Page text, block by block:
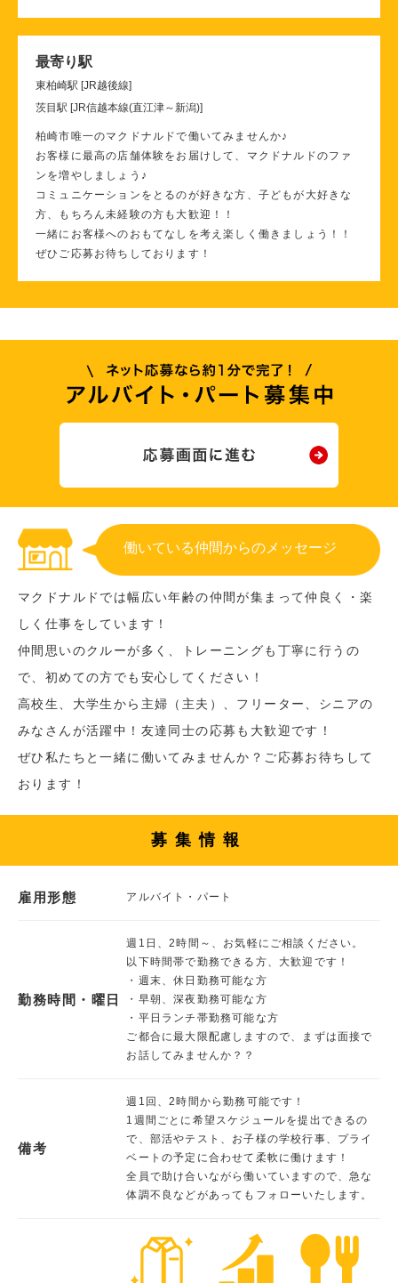
最寄り駅
東柏崎駅 [JR越後線]
茨目駅 [JR信越本線(直江津～新潟)]
柏崎市唯一のマクドナルドで働いてみませんか♪
お客様に最高の店舗体験をお届けして、マクドナルドのファ
ンを増やしましょう♪
コミュニケーションをとるのが好きな方、子どもが大好きな
方、もちろん未経験の方も大歓迎！！
一緒にお客様へのおもてなしを考え楽しく働きましょう！！
ぜひご応募お待ちしております！
働いている仲間からのメッセージ
マクドナルドでは幅広い年齢の仲間が集まって仲良く・楽
しく仕事をしています！
仲間思いのクルーが多く、トレーニングも丁寧に行うの
で、初めての方でも安心してください！
高校生、大学生から主婦（主夫）、フリーター、シニアの
みなさんが活躍中！友達同士の応募も大歓迎です！
ぜひ私たちと一緒に働いてみませんか？ご応募お待ちして
おります！
募集情報
雇用形態 アルバイト・パート
勤務時間・曜日
週1日、2時間～、お気軽にご相談ください。
以下時間帯で勤務できる方、大歓迎です！
・週末、休日勤務可能な方
・早朝、深夜勤務可能な方
・平日ランチ帯勤務可能な方
ご都合に最大限配慮しますので、まずは面接で
お話してみませんか？？
備考
週1回、2時間から勤務可能です！
1週間ごとに希望スケジュールを提出できるの
で、部活やテスト、お子様の学校行事、プライ
ベートの予定に合わせて柔軟に働けます！
全員で助け合いながら働いていますので、急な
体調不良などがあってもフォローいたします。